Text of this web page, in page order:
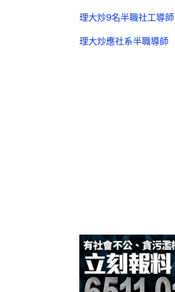
理大炒9名半職社工導
理大炒應社系半職導師